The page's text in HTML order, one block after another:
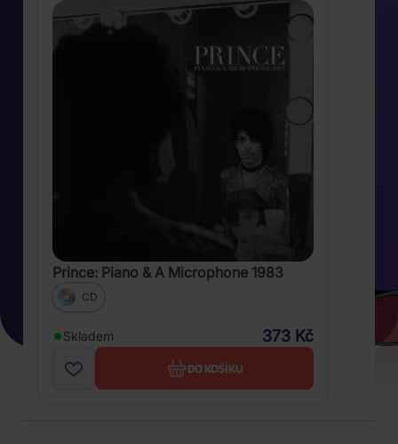
Prince: Piano & A Microphone 1983
CD
Skladem 373 Kč
DO KOŠÍKU